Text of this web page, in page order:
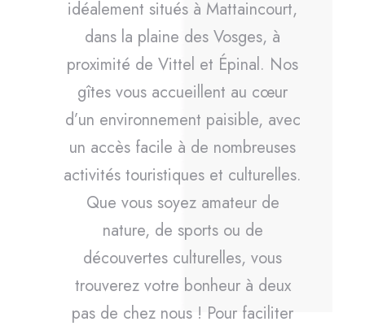
idéalement situés à Mattaincourt,
dans la plaine des Vosges, à
proximité de Vittel et Épinal. Nos
gîtes vous accueillent au cœur
d’un environnement paisible, avec
un accès facile à de nombreuses
activités touristiques et culturelles.
Que vous soyez amateur de
nature, de sports ou de
découvertes culturelles, vous
trouverez votre bonheur à deux
pas de chez nous ! Pour faciliter